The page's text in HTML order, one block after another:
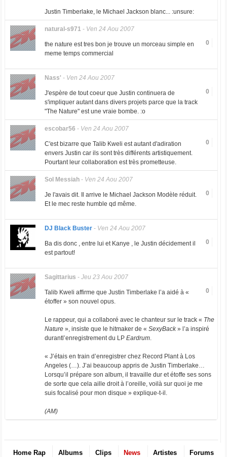
Justin Timberlake, le Michael Jackson blanc... :unsure:
natural-s971- Ven 24 Aou 2007
0
the nature est tres bon je trouve un morceau simple en
meme temps commercial
Nass' - Ven 24 Aou 2007
0
J'espère de tout coeur que Justin continuera de
s'impliquer autant dans divers projets parce que la track
"The Nature" est une vraie bombe. :o
escobar56 - Ven 24 Aou 2007
0
C'est bizarre que Talib Kweli est autant d'adiration
envers Justin car ils sont très différents artistiquement.
Pourtant leur collaboration est très prometteuse.
Sol Messiah- Ven 24 Aou 2007
0
Je l'avais dit. Il arrive le Michael Jackson Modèle réduit.
Et le mec reste humble qd même.
DJ Black Buster- Ven 24 Aou 2007
0
Ba dis donc , entre lui et Kanye , le Justin décidement il
est partout!
Sagittarius - Jeu 23 Aou 2007
0
Talib Kweli affirme que Justin Timberlake l’a aidé à «
étoffer » son nouvel opus.
Le rappeur, qui a collaboré avec le chanteur sur le track « The
Nature», insiste que le hitmaker de « SexyBack» l’a inspiré
durantl’enregistrement du LP Eardrum.
« J’étais en train d’enregistrer chez Record Plant à Los
Angeles (…). J’ai beaucoup appris de Justin Timberlake…
Lorsqu’il prépare son album, il travaille dur et étoffe ses sons
de sorte que cela aille droit à l’oreille, voilà sur quoi je me
suis focalisé pour mon disque » explique-t-il.
(AM)
Home Rap Albums Clips News Artistes Forums